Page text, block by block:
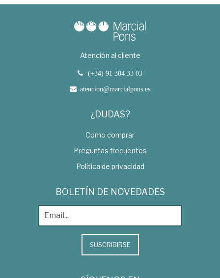
Atención al cliente
(+34) 91 304 33 03
atencion@marcialpons.es
¿DUDAS?
Como comprar
Preguntas frecuentes
Política de privacidad
BOLETÍN DE NOVEDADES
SUSCRIBIRSE